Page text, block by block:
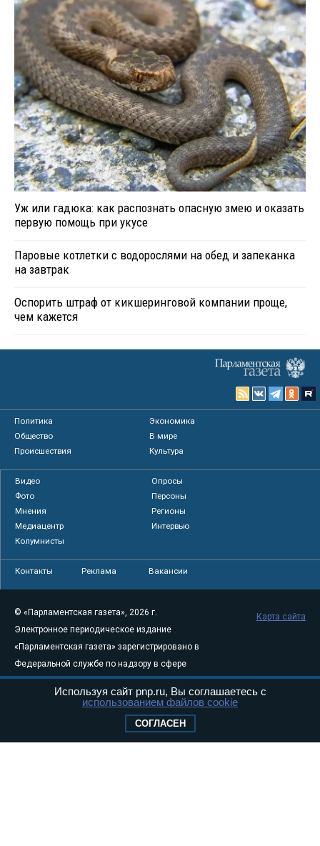
Уж или гадюка: как распознать опасную змею и оказать
первую помощь при укусе
Паровые котлетки с водорослями на обед и запеканка
на завтрак
Оспорить штраф от кикшеринговой компании проще,
чем кажется
Политика
Экономика
Общество
В мире
Происшествия
Культура
Видео
Опросы
Фото
Персоны
Мнения
Регионы
Медиацентр
Интервью
Колумнисты
Контакты Реклама Вакансии
© «Парламентская газета», 2026 г.
Электронное периодическое издание
«Парламентская газета» зарегистрировано в
Федеральной службе по надзору в сфере
связи, информационных технологий и
массовых коммуникаций (Роскомнадзор) 05
Свидетельство о регистрации Эл № ФС77-
Карта сайта
Используя сайт pnp.ru, Вы соглашаетесь с
использованием файлов cookie
СОГЛАСЕН